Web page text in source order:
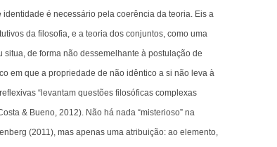
é necessário pela coerência da teoria. Eis a
da filosofia, e a teoria dos conjuntos, como uma
de forma não dessemelhante à postulação de
em que a propriedade de não idêntico a si não leva à
“levantam questões filosóficas complexas
& Bueno, 2012). Não há nada “misterioso” na
(2011), mas apenas uma atribuição: ao elemento,